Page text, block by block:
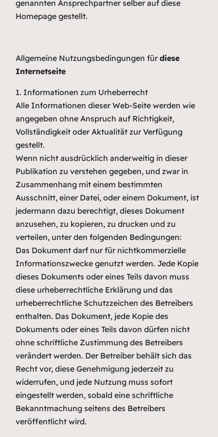
genannten Ansprechpartner selber auf diese
Homepage gestellt.
Allgemeine Nutzungsbedingungen für diese
Internetseite
1. Informationen zum Urheberrecht
Alle Informationen dieser Web-Seite werden wie
angegeben ohne Anspruch auf Richtigkeit,
Vollständigkeit oder Aktualität zur Verfügung
gestellt.
Wenn nicht ausdrücklich anderweitig in dieser
Publikation zu verstehen gegeben, und zwar in
Zusammenhang mit einem bestimmten
Ausschnitt, einer Datei, oder einem Dokument, ist
jedermann dazu berechtigt, dieses Dokument
anzusehen, zu kopieren, zu drucken und zu
verteilen, unter den folgenden Bedingungen:
Das Dokument darf nur für nichtkommerzielle
Informationszwecke genutzt werden. Jede Kopie
dieses Dokuments oder eines Teils davon muss
diese urheberrechtliche Erklärung und das
urheberrechtliche Schutzzeichen des Betreibers
enthalten. Das Dokument, jede Kopie des
Dokuments oder eines Teils davon dürfen nicht
ohne schriftliche Zustimmung des Betreibers
verändert werden. Der Betreiber behält sich das
Recht vor, diese Genehmigung jederzeit zu
widerrufen, und jede Nutzung muss sofort
eingestellt werden, sobald eine schriftliche
Bekanntmachung seitens des Betreibers
veröffentlicht wird.